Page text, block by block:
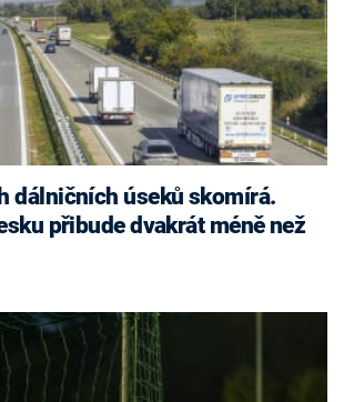
dálničních úseků skomírá.
přibude dvakrát méně než